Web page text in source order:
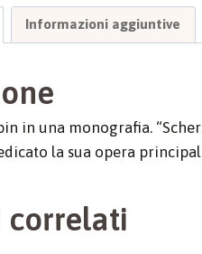
Informazioni aggiuntive
in una monografia.
la sua opera
correlati